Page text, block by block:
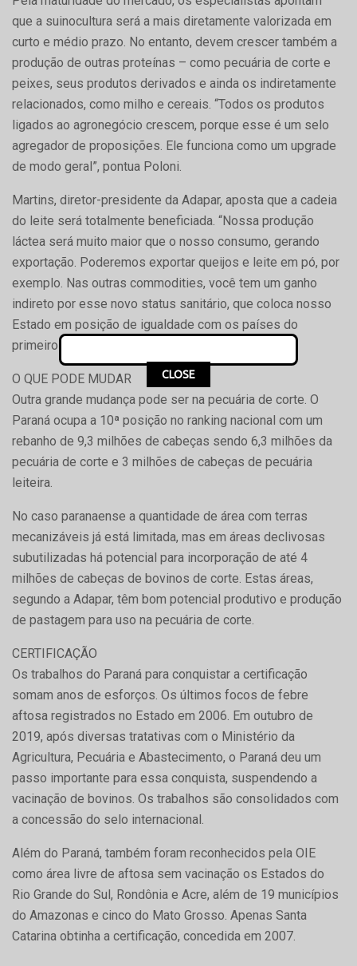
que a suinocultura será a mais diretamente valorizada em
curto e médio prazo. No entanto, devem crescer também a
produção de outras proteínas – como pecuária de corte e
peixes, seus produtos derivados e ainda os indiretamente
relacionados, como milho e cereais. “Todos os produtos
ligados ao agronegócio crescem, porque esse é um selo
agregador de proposições. Ele funciona como um upgrade
de modo geral”, pontua Poloni.
Martins, diretor-presidente da Adapar, aposta que a cadeia
do leite será totalmente beneficiada. “Nossa produção
láctea será muito maior que o nosso consumo, gerando
exportação. Poderemos exportar queijos e leite em pó, por
exemplo. Nas outras commodities, você tem um ganho
indireto por esse novo status sanitário, que coloca nosso
Estado em posição de igualdade com os países do
primeiro mundo”, explica.
O QUE PODE MUDAR
Outra grande mudança pode ser na pecuária de corte. O
Paraná ocupa a 10ª posição no ranking nacional com um
rebanho de 9,3 milhões de cabeças sendo 6,3 milhões da
pecuária de corte e 3 milhões de cabeças de pecuária
leiteira.
No caso paranaense a quantidade de área com terras
mecanizáveis já está limitada, mas em áreas declivosas
subutilizadas há potencial para incorporação de até 4
milhões de cabeças de bovinos de corte. Estas áreas,
segundo a Adapar, têm bom potencial produtivo e produção
de pastagem para uso na pecuária de corte.
CERTIFICAÇÃO
Os trabalhos do Paraná para conquistar a certificação
somam anos de esforços. Os últimos focos de febre
aftosa registrados no Estado em 2006. Em outubro de
2019, após diversas tratativas com o Ministério da
Agricultura, Pecuária e Abastecimento, o Paraná deu um
passo importante para essa conquista, suspendendo a
vacinação de bovinos. Os trabalhos são consolidados com
a concessão do selo internacional.
Além do Paraná, também foram reconhecidos pela OIE
como área livre de aftosa sem vacinação os Estados do
Rio Grande do Sul, Rondônia e Acre, além de 19 municípios
do Amazonas e cinco do Mato Grosso. Apenas Santa
Catarina obtinha a certificação, concedida em 2007.
CLOSE